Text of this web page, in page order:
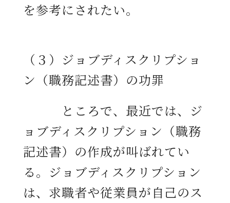
を参考にされたい。
（３）ジョブディスクリプショ
ン（職務記述書）の功罪
ところで、最近では、ジ
ョブディスクリプション（職務
記述書）の作成が叫ばれてい
る。ジョブディスクリプション
は、求職者や従業員が自己のス